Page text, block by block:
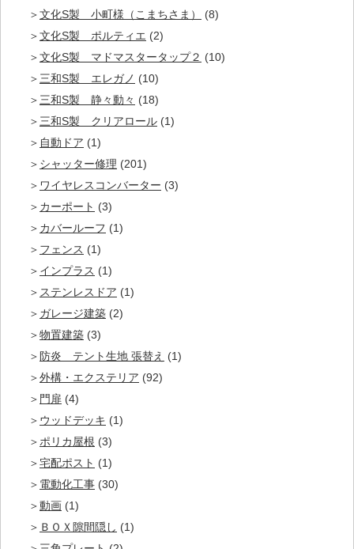
文化S製 小町様（こまちさま）
(8)
文化S製 ポルティエ (2)
文化S製 マドマスタータップ２ (10)
三和S製 エレガノ (10)
三和S製 静々動々 (18)
三和S製 クリアロール (1)
自動ドア (1)
シャッター修理 (201)
ワイヤレスコンバーター (3)
カーポート (3)
カバールーフ (1)
フェンス (1)
インプラス (1)
ステンレスドア (1)
ガレージ建築 (2)
物置建築 (3)
防炎 テント生地 張替え (1)
外構・エクステリア (92)
門扉 (4)
ウッドデッキ (1)
ポリカ屋根 (3)
宅配ポスト (1)
電動化工事 (30)
動画 (1)
ＢＯＸ隙間隠し (1)